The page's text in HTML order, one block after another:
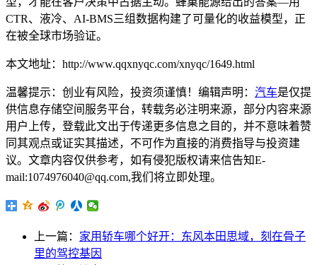
CTR、液冷、AI-BMS三组数据构建了可量化的收益模型，正
在被全球市场验证。
本文地址：http://www.qqxnyqc.com/xnyqc/1649.html
温馨提示：创业有风险，投资须谨慎！编辑声明： 汽车是仅提
供信息存储空间服务平台，转载务必注明来源，部分内容来源
用户上传，登载此文出于传递更多信息之目的，并不意味着赞
同其观点或证实其描述，不可作为直接的消费指导与投资建
议。文章内容仅供参考，如有侵犯版权请来信告知E-
mail:1074976040@qq.com,我们将立即处理。
上一篇： 家用轿车哪个好开：东风本田思域，刻在骨子
里的驾控基因